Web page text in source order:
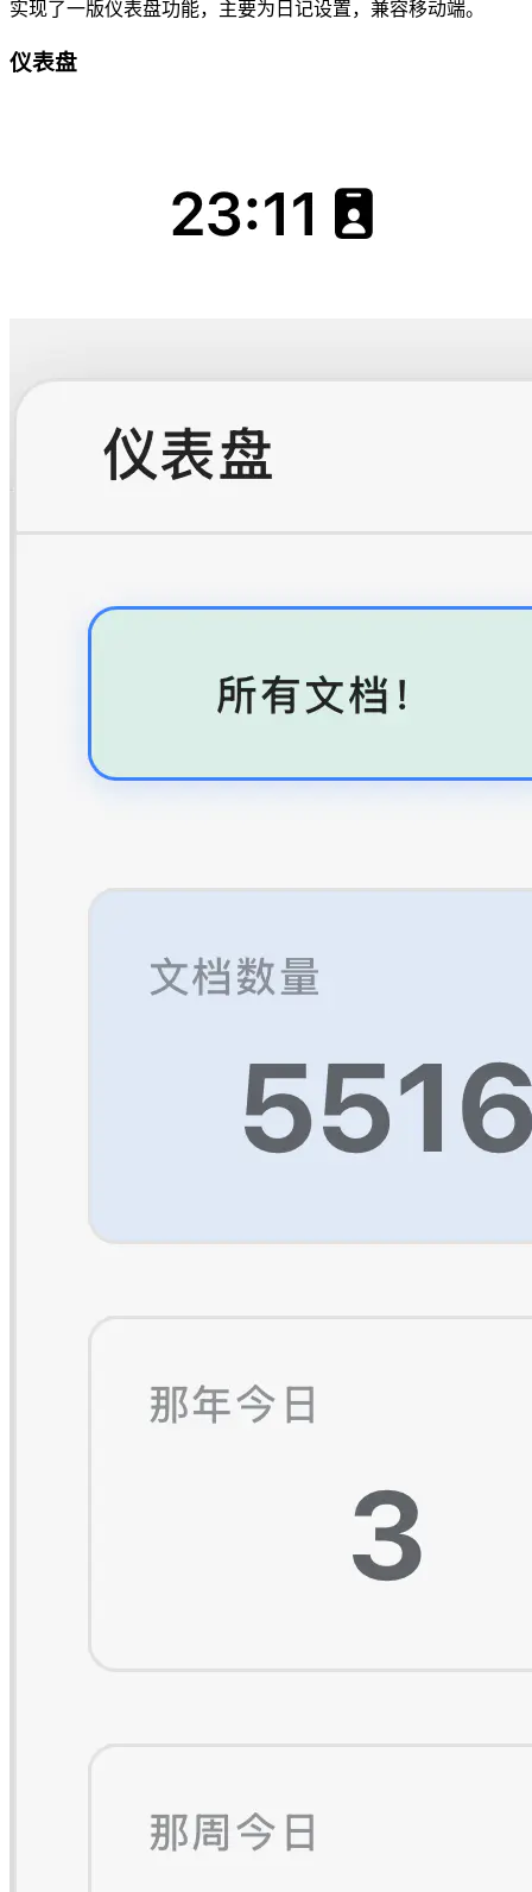
实现了一版仪表盘功能，主要为日记设置，兼容移动端。
仪表盘